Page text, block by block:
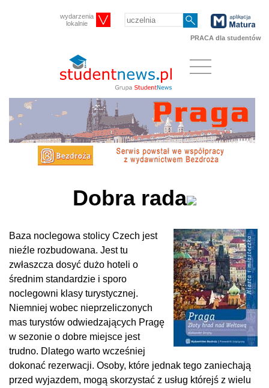
wydarzenia
lokalnie
PRACA dla studentów
Dobra rada
Baza noclegowa stolicy Czech jest
nieźle rozbudowana. Jest tu
zwłaszcza dosyć dużo hoteli o
średnim standardzie i sporo
noclegowni klasy turystycznej.
Niemniej wobec nieprzeliczonych
mas turystów odwiedzających Pragę
w sezonie o dobre miejsce jest
trudno. Dlatego warto wcześniej
dokonać rezerwacji. Osoby, które jednak tego zaniechają
przed wyjazdem, mogą skorzystać z usług którejś z wielu